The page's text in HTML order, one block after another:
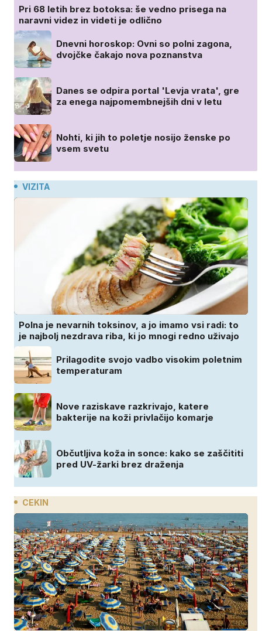
Pri 68 letih brez botoksa: še vedno prisega na
naravni videz in videti je odlično
Dnevni horoskop: Ovni so polni zagona,
dvojčke čakajo nova poznanstva
Danes se odpira portal 'Levja vrata', gre
za enega najpomembnejših dni v letu
Nohti, ki jih to poletje nosijo ženske po
vsem svetu
VIZITA
Polna je nevarnih toksinov, a jo imamo vsi radi: to
je najbolj nezdrava riba, ki jo mnogi redno uživajo
Prilagodite svojo vadbo visokim poletnim
temperaturam
Nove raziskave razkrivajo, katere
bakterije na koži privlačijo komarje
Občutljiva koža in sonce: kako se zaščititi
pred UV-žarki brez draženja
CEKIN